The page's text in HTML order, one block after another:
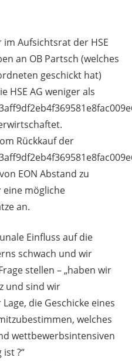
Aufsichtsrat der HSE
an OB Partsch (welches
geschickt hat)
HSE AG weniger als
Rückkauf der
EON Abstand zu
mögliche
an.
Einfluss auf die
schwach und wir
stellen – „haben wir
und sind wir
die Geschicke eines
welches
wettbewerbsintensiven
?“